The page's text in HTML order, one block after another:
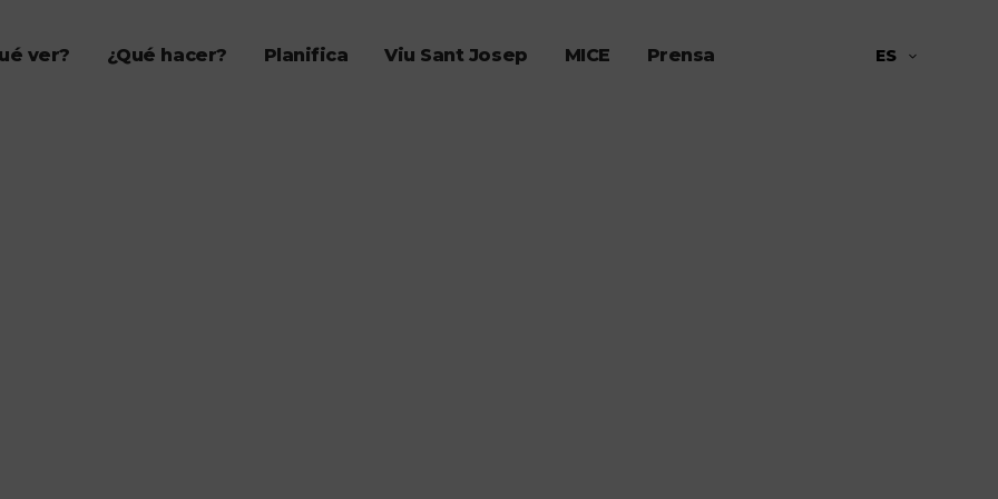
ver? ¿Qué hacer? Planifica Viu Sant Josep MICE Prensa ES